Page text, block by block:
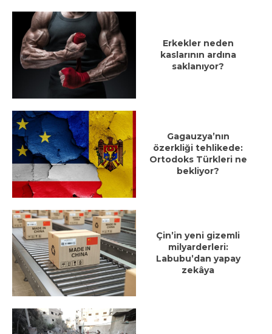
Erkekler neden
kaslarının ardına
saklanıyor?
Gagauzya’nın
özerkliği tehlikede:
Ortodoks Türkleri ne
bekliyor?
Çin’in yeni gizemli
milyarderleri:
Labubu’dan yapay
zekâya